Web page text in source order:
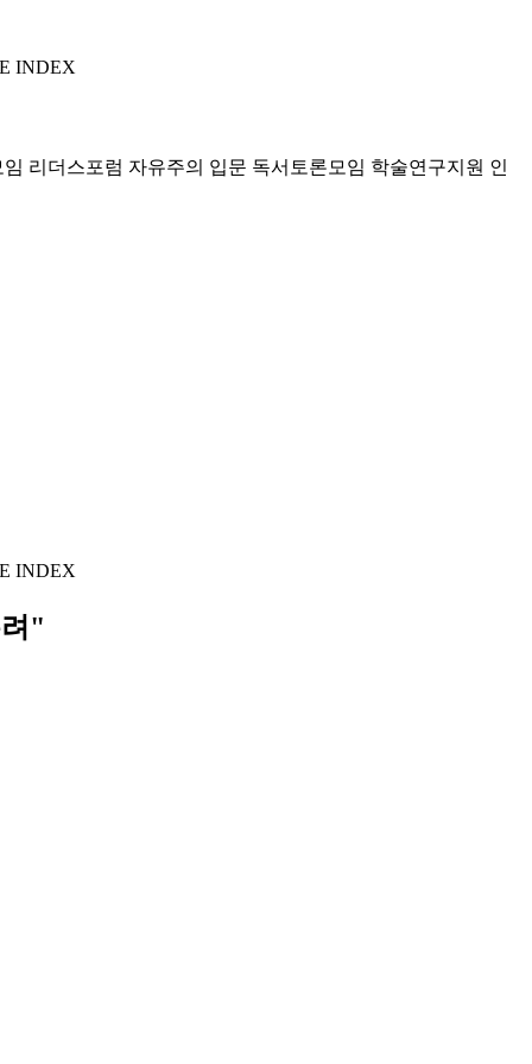
INDEX
리더스포럼 자유주의 입문 독서토론모임 학술연구지원 인
INDEX
"